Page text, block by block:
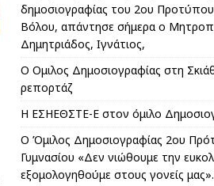
δημοσιογραφίας του 2ου Προτύπου
Βόλου, απάντησε σήμερα ο
Δημητριάδος, Ιγνάτιος,
Ο Ομιλος Δημοσιογραφίας στη
ρεπορτάζ
Η ΕΣΗΕΘΣΤΕ-Ε στον όμιλο
Ο Όμιλος Δημοσιογραφίας 2ου
Γυμνασίου «Δεν νιώθουμε την
εξομολογηθούμε στους γονείς